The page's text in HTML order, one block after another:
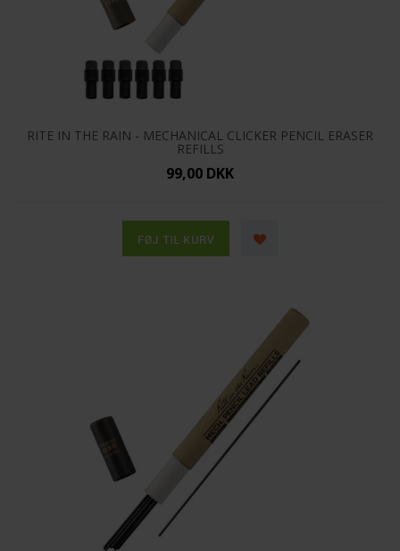
RITE IN THE RAIN - MECHANICAL CLICKER PENCIL ERASER
REFILLS
99,00 DKK